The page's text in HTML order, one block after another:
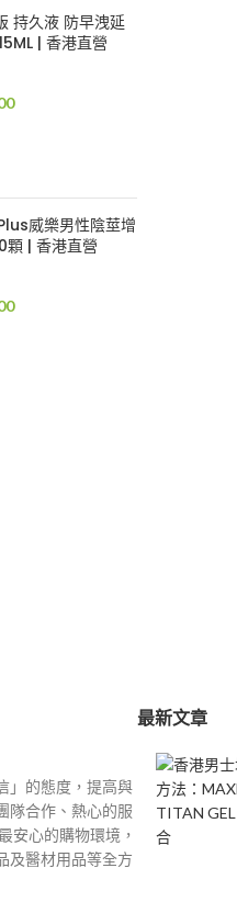
$300
到
持久液 防早洩延
| 香港直營
價
$450
到
$1,400
威樂男性陰莖增
顆 | 香港直營
價
」的態度，提高與
隊合作、熱心的服
安心的購物環境，
及醫材用品等全方
最新文章